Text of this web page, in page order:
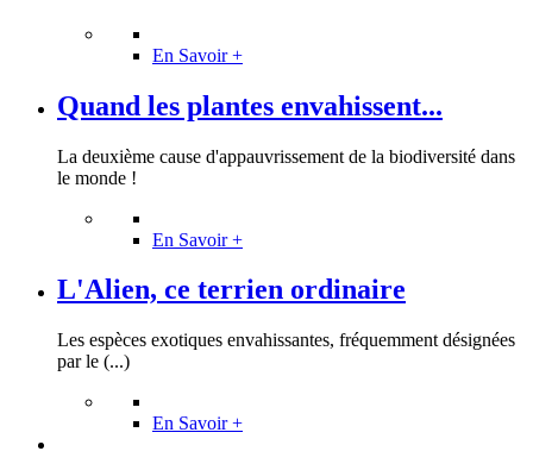
En Savoir +
Quand les plantes envahissent...
La deuxième cause d'appauvrissement de la biodiversité dans
le monde !
En Savoir +
L'Alien, ce terrien ordinaire
Les espèces exotiques envahissantes, fréquemment désignées
par le (...)
En Savoir +